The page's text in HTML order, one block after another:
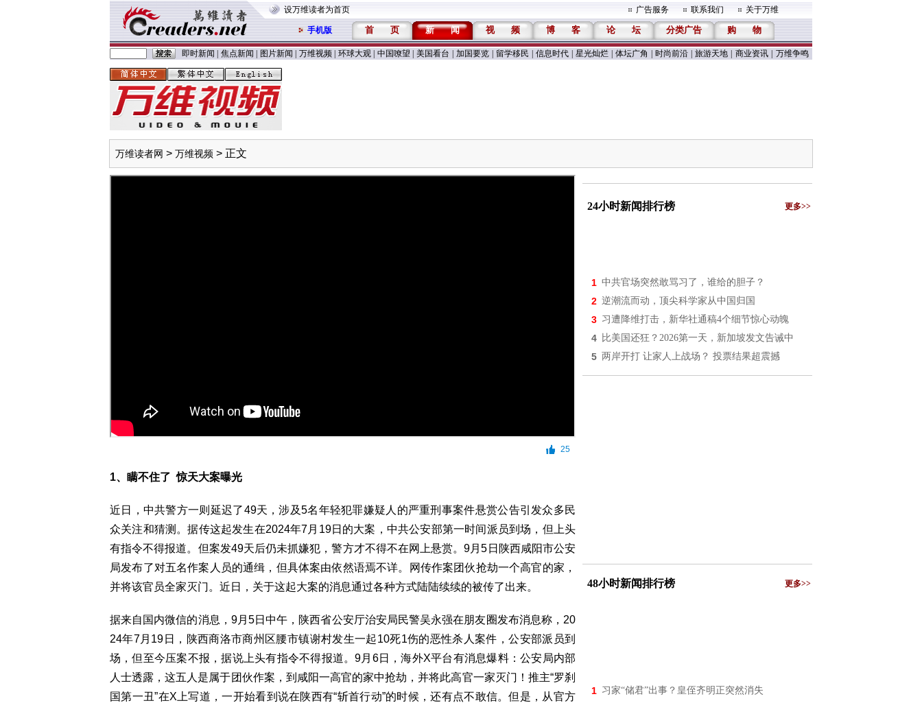
设万维读者为首页 广告服务 联系我们 关于万维
手机版 首 页 新 闻 视 频 博 客 论 坛 分类广告 购 物
即时新闻 焦点新闻 图片新闻 万维视频 环球大观 中国嘹望 美国看台 加国要览 留学移民 信息时代 星光灿烂 体坛广角 时尚前沿 旅游天地 商业资讯 万维争鸣
万维读者网 > 万维视频 > 正文
25
1、瞒不住了 惊天大案曝光
近日，中共警方一则延迟了49天，涉及5名年轻犯罪嫌疑人的严重刑事案件悬赏公告引发众多民
众关注和猜测。据传这起发生在2024年7月19日的大案，中共公安部第一时间派员到场，但上头
有指令不得报道。但案发49天后仍未抓嫌犯，警方才不得不在网上悬赏。9月5日陕西咸阳市公安
局发布了对五名作案人员的通缉，但具体案由依然语焉不详。网传作案团伙抢劫一个高官的家，
并将该官员全家灭门。近日，关于这起大案的消息通过各种方式陆陆续续的被传了出来。
据来自国内微信的消息，9月5日中午，陕西省公安厅治安局民警吴永强在朋友圈发布消息称，20
24年7月19日，陕西商洛市商州区腰市镇谢村发生一起10死1伤的恶性杀人案件，公安部派员到
场，但至今压案不报，据说上头有指令不得报道。9月6日，海外X平台有消息爆料：公安局内部
人士透露，这五人是属于团伙作案，到咸阳一高官的家中抢劫，并将此高官一家灭门！推主“罗刹
国第一丑”在X上写道，一开始看到说在陕西有“斩首行动”的时候，还有点不敢信。但是，从官方
24小时新闻排行榜 更多>>
1 中共官场突然敢骂习了，谁给的胆子？
2 逆潮流而动，顶尖科学家从中国归国
3 习遭降维打击，新华社通稿4个细节惊心动魄
4 比美国还狂？2026第一天，新加坡发文告诫中
5 两岸开打 让家人上战场？ 投票结果超震撼
48小时新闻排行榜 更多>>
1 习家“储君”出事？皇侄齐明正突然消失